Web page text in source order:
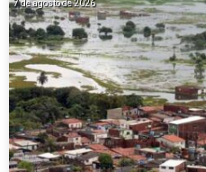
7 de agosto de 2026